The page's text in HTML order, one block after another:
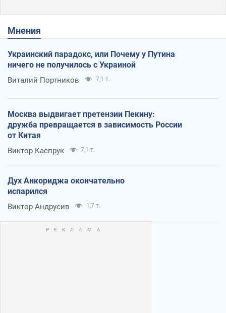
Мнения
Украинский парадокс, или Почему у Путина
ничего не получилось с Украиной
Виталий Портников 7,1 т.
Москва выдвигает претензии Пекину:
дружба превращается в зависимость России
от Китая
Виктор Каспрук 7,1 т.
Дух Анкориджа окончательно
испарился
Виктор Андрусив 1,7 т.